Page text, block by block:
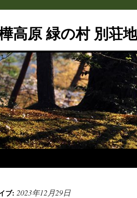
高原 緑の村 別荘
ブ: 2023年12月29日